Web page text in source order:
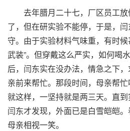
去年腊月二十七，厂区员工
了，但在研实验不能停，于是，
守。由于实验材料气味重，有时
武装”。但穿戴这么严实，如何喝
后，闫东实在没办法，情急之下
亲前来帮忙。那段时间，母亲帮忙
就这样，一坚持就是两三天。直到
闫东才发现，外面已是白雪皑皑
母亲相视一笑。